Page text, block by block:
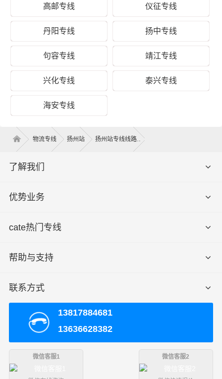
广陵区、邗江区、江都区、宝应县
龙子湖区、蚌山区、禹会区、淮上区、怀远县、五河
县、固镇县
备
注
1、以上扬州到蚌埠物流专线运费仅为站到站报价(不包括取货送
货存储包装上楼等费用)仅作参考，准确报价请以财根扬州工作人
2、以上扬州至蚌埠物流价格仅为零担散货报价、且时间具有时
问或借助在线平台、电脑网络等工具查询，我们有问必
答、有求必应；
2.实惠多多：刚开始合作的客户看到此网站，运费均可享
受或多或少的让利服务，不乱加价，省心，放心；
3.超快安全：零担运输、整车运输、冷链运输、搬家运输
4.实时查看：GPS把握着门到门装箱运输全过程，根据产
品特性，匹配合适车辆，确保货物运输安全、准时、高
高邮专线 仪征专线
丹阳专线 扬中专线
句容专线 靖江专线
兴化专线 泰兴专线
海安专线
物流专线 扬州站 扬州站专线线路
了解我们
优势业务
cate热门专线
帮助与支持
联系方式
13817884681
13636628382
微信客服1 微信客服2